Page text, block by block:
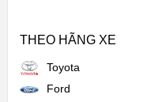
THEO HÃNG XE
Toyota
Ford